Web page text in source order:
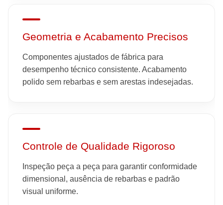
Geometria e Acabamento Precisos
Componentes ajustados de fábrica para
desempenho técnico consistente. Acabamento
polido sem rebarbas e sem arestas indesejadas.
Controle de Qualidade Rigoroso
Inspeção peça a peça para garantir conformidade
dimensional, ausência de rebarbas e padrão
visual uniforme.